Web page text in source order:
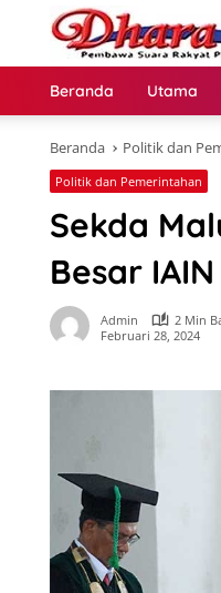
Beranda Utama
Beranda Politik dan
Politik dan Pemerintahan
Sekda
Besar
Admin
2 Min
Februari 28, 2024